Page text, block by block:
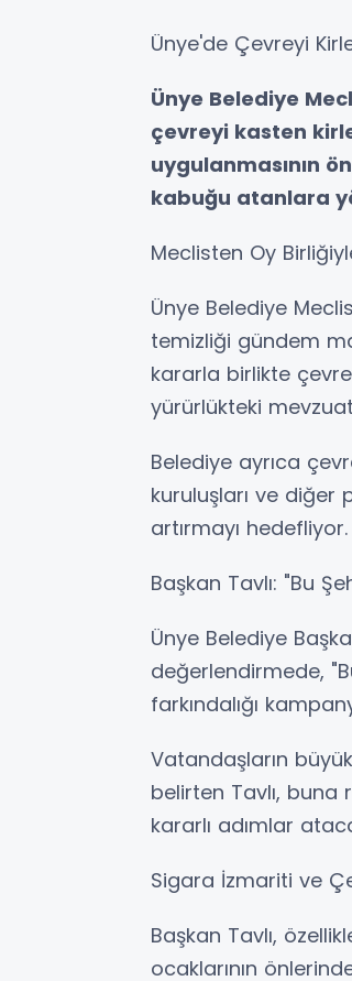
Ünye'de Çevreyi
Ünye Belediye
çevreyi kasten
uygulanmasının
kabuğu atanlara
Meclisten Oy
Ünye Belediye
temizliği gündem
kararla birlikte
yürürlükteki
Belediye ayrıca
kuruluşları ve
artırmayı hedefliyor.
Başkan Tavlı: "Bu
Ünye Belediye
değerlendirmede,
farkındalığı
Vatandaşların
belirten Tavlı, buna
kararlı adımlar
Sigara İzmariti ve
Başkan Tavlı,
ocaklarının